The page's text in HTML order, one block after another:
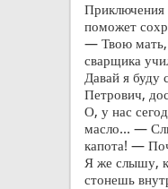
поможет
— Твою мать,
сварщика
Давай я буду
Петрович,
О, у нас
масло... —
капота! —
Я же слышу,
стонешь